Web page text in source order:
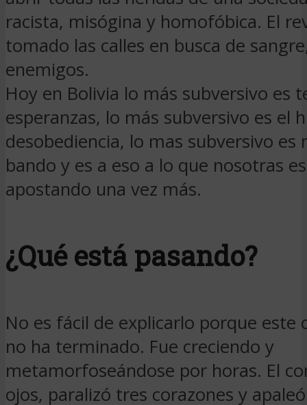
racista, misógina y homofóbica. El
tomado las calles en busca de
enemigos.
Hoy en Bolivia lo más subversivo es
esperanzas, lo más subversivo es el
desobediencia, lo mas subversivo es
bando y es a eso a lo que nosotras
apostando una vez más.
¿Qué está pasando?
No es fácil de explicarlo porque este
no ha terminado. Fue creciendo y
metamorfoseándose por horas. El
ojos, paralizó tres corazones y